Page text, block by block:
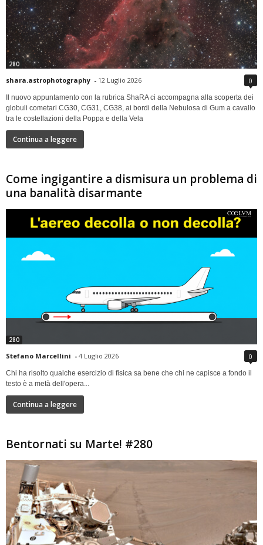
280
shara.astrophotography - 12 Luglio 2026 0
Il nuovo appuntamento con la rubrica ShaRA ci accompagna alla scoperta dei
globuli cometari CG30, CG31, CG38, ai bordi della Nebulosa di Gum a cavallo
tra le costellazioni della Poppa e della Vela
Continua a leggere
Come ingigantire a dismisura un problema di
una banalità disarmante
280
Stefano Marcellini - 4 Luglio 2026 0
Chi ha risolto qualche esercizio di fisica sa bene che chi ne capisce a fondo il
testo è a metà dell'opera...
Continua a leggere
Bentornati su Marte! #280